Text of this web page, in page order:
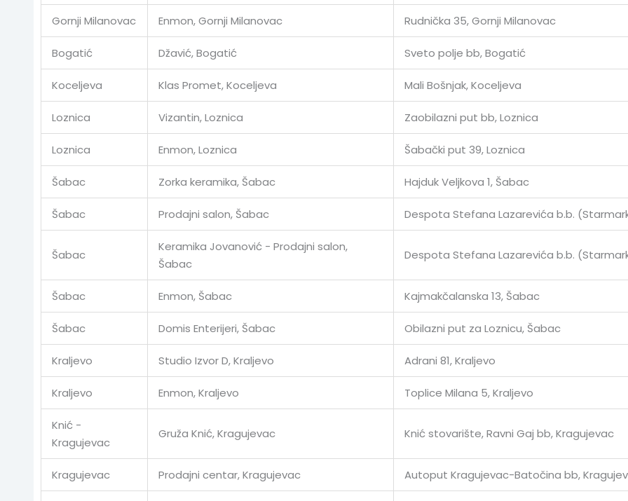
Gornji Milanovac Enmon, Gornji Milanovac Rudnička 35, Gornji Milanovac
Bogatić Džavić, Bogatić Sveto polje bb, Bogatić
Koceljeva Klas Promet, Koceljeva Mali Bošnjak, Koceljeva
Loznica Vizantin, Loznica Zaobilazni put bb, Loznica
Loznica Enmon, Loznica Šabački put 39, Loznica
Šabac Zorka keramika, Šabac Hajduk Veljkova 1, Šabac
Šabac Prodajni salon, Šabac Despota Stefana Lazarevića b.b.
Šabac
Keramika Jovanović - Prodajni salon,
Šabac
Despota Stefana Lazarevića b.b.
Šabac Enmon, Šabac Kajmakčalanska 13, Šabac
Šabac Domis Enterijeri, Šabac Obilazni put za Loznicu, Šabac
Kraljevo Studio Izvor D, Kraljevo Adrani 81, Kraljevo
Kraljevo Enmon, Kraljevo Toplice Milana 5, Kraljevo
Knić -
Kragujevac
Gruža Knić, Kragujevac Knić stovarište, Ravni Gaj bb, Kragujevac
Kragujevac Prodajni centar, Kragujevac Autoput Kragujevac-Batočina bb,